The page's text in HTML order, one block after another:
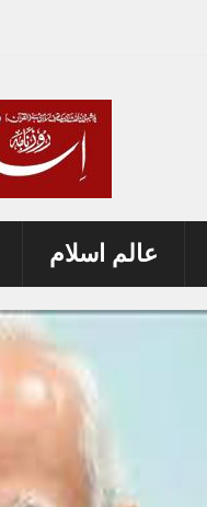
عالم اسلام